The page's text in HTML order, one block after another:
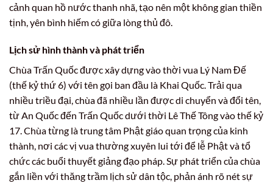
cảnh quan hồ nước thanh nhã, tạo nên một không gian thiền
tịnh, yên bình hiếm có giữa lòng thủ đô.
Lịch sử hình thành và phát triển
Chùa Trấn Quốc được xây dựng vào thời vua Lý Nam Đế
(thế kỷ thứ 6) với tên gọi ban đầu là Khai Quốc. Trải qua
nhiều triều đại, chùa đã nhiều lần được di chuyển và đổi tên,
từ An Quốc đến Trấn Quốc dưới thời Lê Thế Tông vào thế kỷ
17. Chùa từng là trung tâm Phật giáo quan trọng của kinh
thành, nơi các vị vua thường xuyên lui tới để lễ Phật và tổ
chức các buổi thuyết giảng đạo pháp. Sự phát triển của chùa
gắn liền với thăng trầm lịch sử dân tộc, phản ánh rõ nét sự